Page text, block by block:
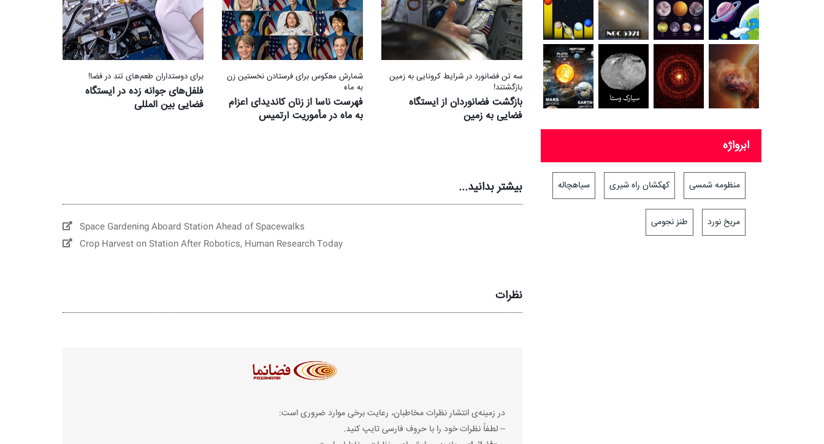
برای دوستداران طعم‌های تند در فضا!
فلفل‌های جوانه زده در ایستگاه
فضایی بین المللی
شمارش معکوس برای فرستادن نخستین زن
به ماه
فهرست ناسا از زنان کاندیدای اعزام
به ماه در مأموریت آرتمیس
سه تن فضانورد در شرایط کرونایی به زمین
بازگشتند!
بازگشت فضانوردان از ایستگاه
فضایی به زمین
بیشتر بدانید...
Space Gardening Aboard Station Ahead of Spacewalks
Crop Harvest on Station After Robotics, Human Research Today
نظرات
در زمینه‌ی انتشار نظرات مخاطبان، رعایت برخی موارد ضروری است:
-- لطفاً نظرات خود را با حروف فارسی تایپ کنید.
ابرواژه
منظومه شمسی کهکشان راه شیری سیاهچاله
مریخ نورد طنز نجومی